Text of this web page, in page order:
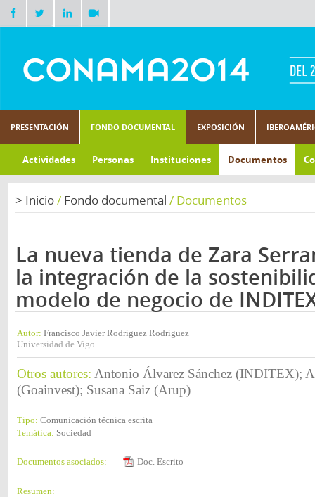
PRESENTACIÓN FONDO DOCUMENTAL EXPOSICIÓN
Actividades Personas Instituciones Documentos
> Inicio/ Fondo documental / Documentos
La nueva tienda de Zara
la integración de la
modelo de negocio de
Autor: Francisco Javier Rodríguez Rodríguez
Universidad de Vigo
Otros autores: Antonio Álvarez Sánchez (INDITEX);
(Goainvest); Susana Saiz (Arup)
Tipo: Comunicación técnica escrita
Temática: Sociedad
Documentos asociados: Doc. Escrito
Resumen: